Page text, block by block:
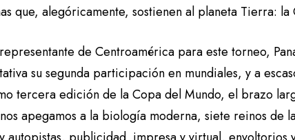
que, alegóricamente, sostienen al planeta Tierra:
de Centroamérica para este torneo,
su segunda participación en mundiales, y a
tercera edición de la Copa del Mundo, el brazo
apegamos a la biología moderna, siete reinos de